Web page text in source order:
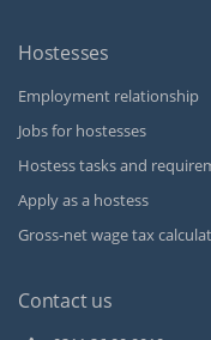
Hostesses
Employment relationship
Jobs for hostesses
Hostess tasks and
Apply as a hostess
Gross-net wage tax
Contact us